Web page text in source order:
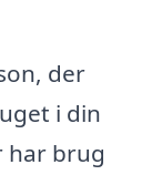
der
i din
har brug